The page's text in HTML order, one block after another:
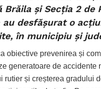
Brăila și Secția 2 de
au desfășurat o
în municipiu și
obiective prevenirea și
generatoare de accidente
rutier și creșterea gradului